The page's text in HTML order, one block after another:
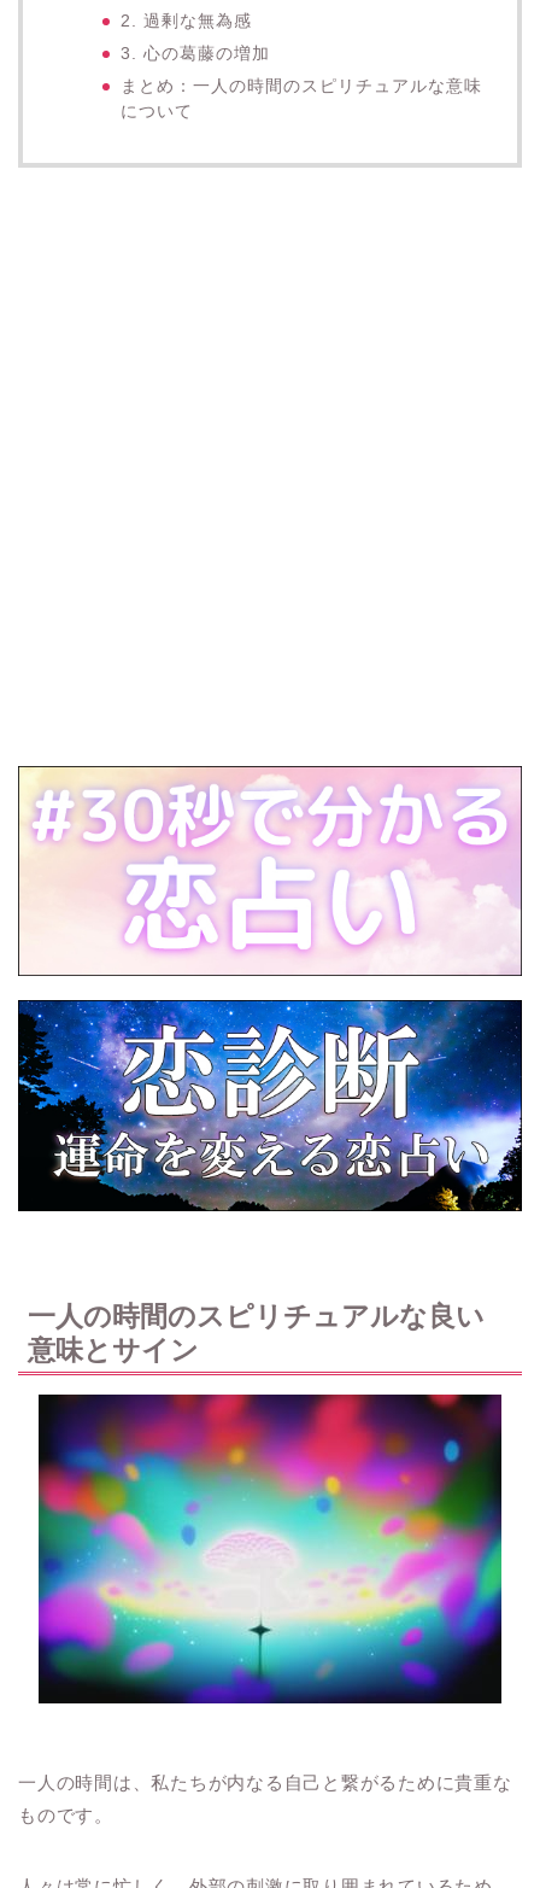
2. 過剰な無為感
3. 心の葛藤の増加
まとめ：一人の時間のスピリチュアルな意味
について
一人の時間のスピリチュアルな良い
意味とサイン
一人の時間は、私たちが内なる自己と繋がるために貴重な
ものです。